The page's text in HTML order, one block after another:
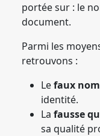
portée sur : le
document.
Parmi les
retrouvons :
Lefaux nom
identité.
La fausse
sa qualité